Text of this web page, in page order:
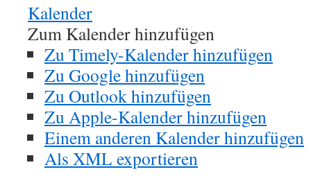
Kalender
Zum Kalender hinzufügen
Zu Timely-Kalender hinzufügen
Zu Google hinzufügen
Zu Outlook hinzufügen
Zu Apple-Kalender hinzufügen
Einem anderen Kalender hinzufügen
Als XML exportieren